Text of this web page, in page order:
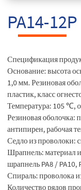
PA14-12P
Спецификация
Основание: высота
1,0 мм. Резиновая
пластик, класс
Температура: 105 ℃,
Резиновая
антипирен, рабочая
Седло из проволоки:
Шрапнель: материал
шрапнель PA8 / PA10,
Спираль: проволока
Количество рядов